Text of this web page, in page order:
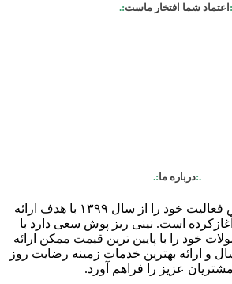
اعتماد شما افتخار ماست:.
.:درباره ما:.
مجموعه نینی ریزپوش فعالیت خود را از سال ۱۳۹۹ با هدف ارائه
است. نینی ریز پوش سعی دارد با
خود را با پایین ترین قیمت ممکن ارائه
و ارائه بهترین خدمات زمینه رضایت روز
عزیز را فراهم آورد.